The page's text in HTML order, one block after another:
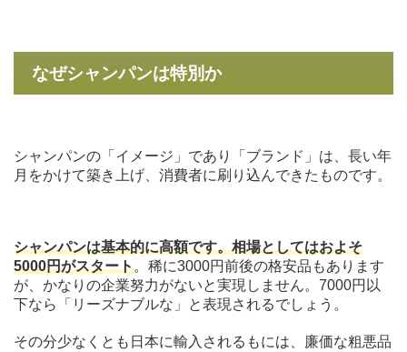
なぜシャンパンは特別か
シャンパンの「イメージ」であり「ブランド」は、長い年
月をかけて築き上げ、消費者に刷り込んできたものです。
シャンパンは基本的に高額です。相場としてはおよそ
5000円がスタート。稀に3000円前後の格安品もあります
が、かなりの企業努力がないと実現しません。7000円以
下なら「リーズナブルな」と表現されるでしょう。
その分少なくとも日本に輸入されるもには、廉価な粗悪品